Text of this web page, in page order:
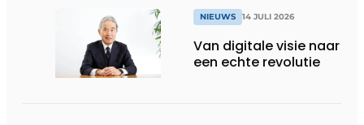
NIEUWS 14 JULI 2026
Van digitale visie naar
een echte revolutie